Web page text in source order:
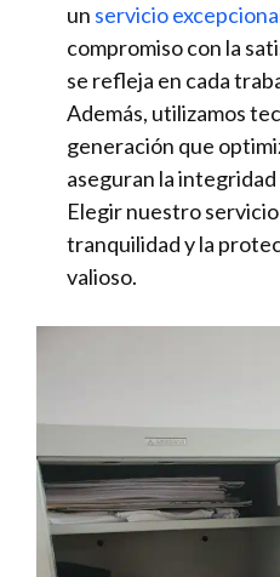
un servicio
compromiso con la
se refleja en cada
Además, utilizamos
generación que
aseguran la
Elegir nuestro
tranquilidad y la
valioso.